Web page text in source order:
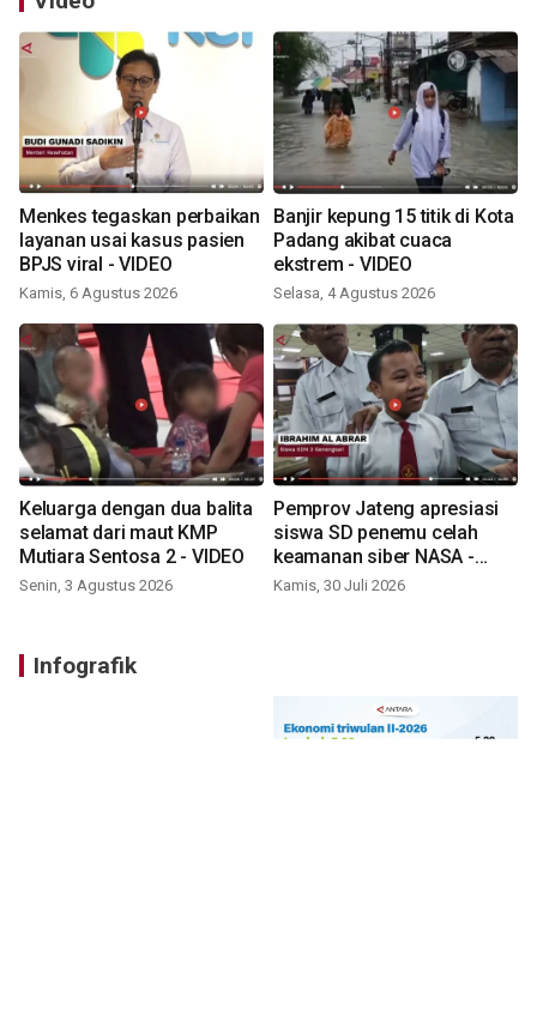
Menkes tegaskan perbaikan
layanan usai kasus pasien
BPJS viral - VIDEO
Kamis, 6 Agustus 2026
Banjir kepung 15 titik di Kota
Padang akibat cuaca
ekstrem - VIDEO
Selasa, 4 Agustus 2026
Keluarga dengan dua balita
selamat dari maut KMP
Mutiara Sentosa 2 - VIDEO
Senin, 3 Agustus 2026
Pemprov Jateng apresiasi
siswa SD penemu celah
keamanan siber NASA -
VIDEO
Kamis, 30 Juli 2026
Infografik